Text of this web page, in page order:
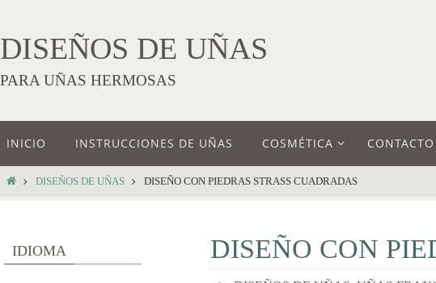
DISEÑOS DE UÑAS
PARA UÑAS HERMOSAS
INICIO INSTRUCCIONES DE UÑAS COSMÉTICA CONTACTO
DISEÑOS DE UÑAS DISEÑO CON PIEDRAS STRASS CUADRADAS
DISEÑO CON
IDIOMA